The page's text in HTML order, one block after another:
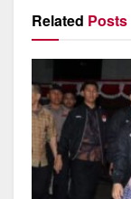
Related Posts